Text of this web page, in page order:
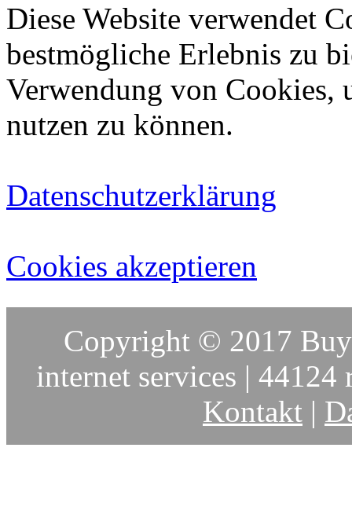
Diese Website verwendet
bestmögliche Erlebnis zu
Verwendung von Cookies,
nutzen zu können.
Datenschutzerklärung
Cookies akzeptieren
Copyright © 2017
internet services |
Kontakt |